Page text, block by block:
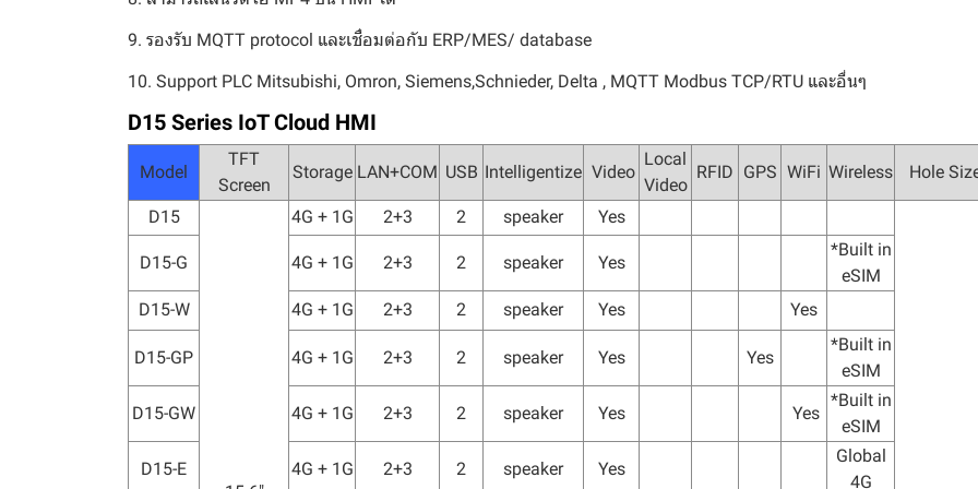
9. รองรับ MQTT protocol และเชื่อมต่อกับ ERP/MES/ database
10. Support PLC Mitsubishi, Omron, Siemens,Schnieder, Delta , MQTT Modbus TCP/RTU และอื่นๆ
D15 Series IoT Cloud HMI
Model
TFT
Screen
Storage LAN+COM USB Intelligentize Video
Local
Video
RFID GPS WiFi Wireless Hole
D15 4G + 1G 2+3 2 speaker Yes
D15-G 4G + 1G 2+3 2 speaker Yes
*Built in
eSIM
D15-W
4G + 1G 2+3 2 speaker Yes Yes
D15-GP 4G + 1G 2+3 2 speaker Yes Yes
*Built in
eSIM
D15-GW 4G + 1G 2+3 2 speaker Yes Yes
*Built in
eSIM
D15-E 4G + 1G 2+3 2 speaker Yes
Global
4G